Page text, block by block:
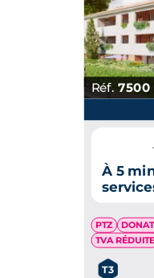
Réf.7500
À 5
PTZ
TVA RÉDUITE
T3